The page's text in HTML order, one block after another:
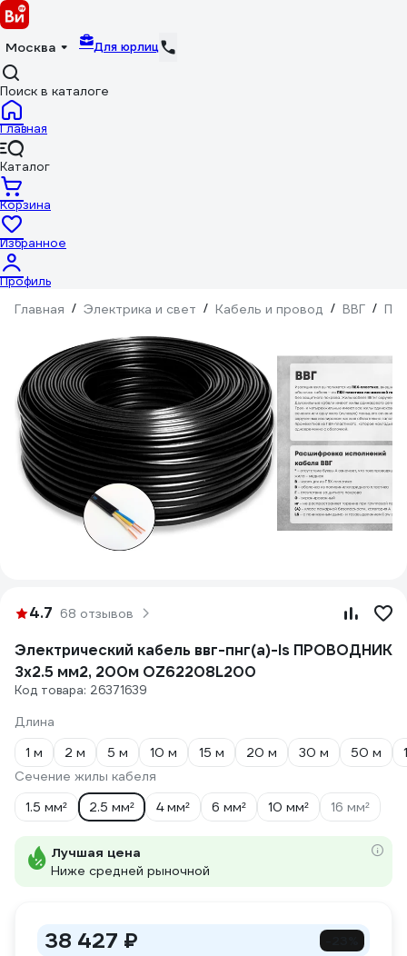
Москва Для юрлиц
Поиск в каталоге
Главная
Каталог
Корзина
Избранное
Профиль
Главная / Электрика и свет / Кабель и провод / ВВГ /
4.7 68 отзывов
Электрический кабель ввг-пнг(a)-ls ПРОВОДНИК
3x2.5 мм2, 200м OZ62208L200
Код товара: 26371639
Длина
1 м
2 м 5 м 10 м 15 м 20 м 30 м 50 м
Сечение жилы кабеля
1.5 мм²
2.5 мм² 4 мм² 6 мм² 10 мм² 16 мм²
Лучшая цена
Ниже средней рыночной
38 427 ₽